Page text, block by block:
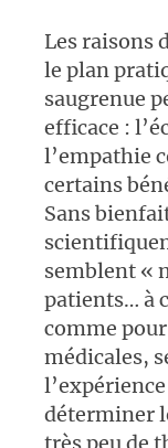
Les raisons
le plan
saugrenue
efficace :
l’empathie
certains
Sans
semblent «
patients… à
comme
médicales,
déterminer